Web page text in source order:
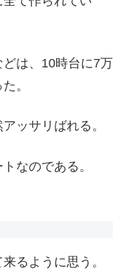
は、10時台に7万
。
ッサリばれる。
なのである。
るように思う。